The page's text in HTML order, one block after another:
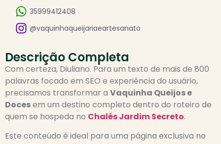
35999412408
@vaquinhaqueijariaeartesanato
Descrição Completa
Com certeza, Diuliano. Para um texto de mais de 800
palavras focado em SEO e experiência do usuário,
precisamos transformar a Vaquinha Queijos e
Docesem um destino completo dentro do roteiro de
quem se hospeda no Chalés Jardim Secreto.
Este conteúdo é ideal para uma página exclusiva no